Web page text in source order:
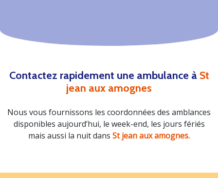
Contactez rapidement une ambulance à St
jean aux amognes
Nous vous fournissons les coordonnées des amblances
disponibles aujourd’hui, le week-end, les jours fériés
mais aussi la nuit dans St jean aux amognes.